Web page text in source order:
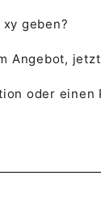
geben?
Angebot,
oder